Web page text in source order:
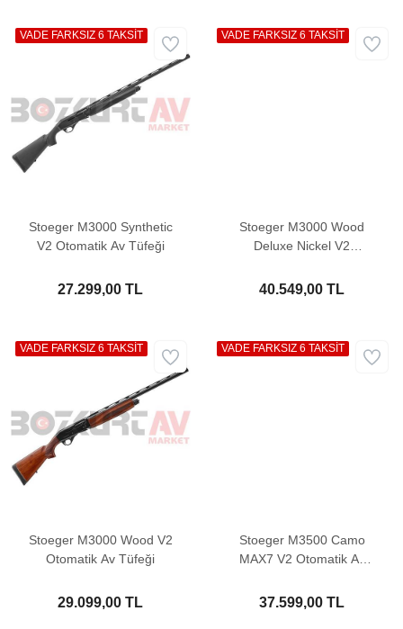
Stoeger M3000 Synthetic
V2 Otomatik Av Tüfeği
27.299,00 TL
VADE FARKSIZ 6 TAKSİT
Stoeger M3000 Wood
Deluxe Nickel V2
40.549,00 TL
VADE FARKSIZ 6 TAKSİT
Stoeger M3000 Wood V2
Otomatik Av Tüfeği
29.099,00 TL
VADE FARKSIZ 6 TAKSİT
Stoeger M3500 Camo
MAX7 V2 Otomatik Av
37.599,00 TL
VADE FARKSIZ 6 TAKSİT